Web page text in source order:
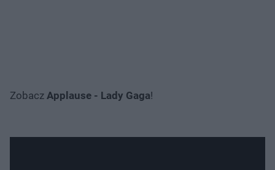
Zobacz Applause - Lady Gaga!